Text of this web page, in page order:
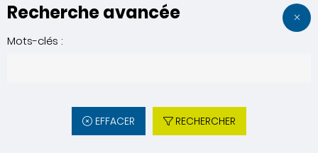
Recherche avancée
Mots-clés :
EFFACER RECHERCHER